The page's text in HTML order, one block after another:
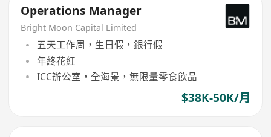
Operations Manager
Bright Moon Capital Limited
五天工作周，生日假，銀行假
年終花紅
ICC辦公室，全海景，無限量零食飲品
$38K-50K/月